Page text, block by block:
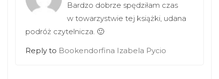
Bardzo dobrze spędziłam czas
w towarzystwie tej książki, udana
podróż czytelnicza. 🙂
Reply to Bookendorfina Izabela Pycio